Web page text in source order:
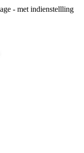
- met indienstellling